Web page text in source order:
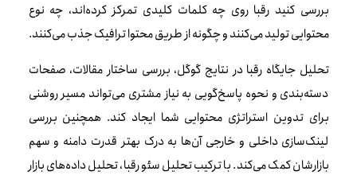
بررسی کنید رقبا روی چه کلمات کلیدی تمرکز کرده‌اند، چه نوع
محتوایی تولید می‌کنند و چگونه از طریق محتوا ترافیک جذب می‌کنند.
تحلیل جایگاه رقبا در نتایج گوگل، بررسی ساختار مقالات، صفحات
دسته‌بندی و نحوه پاسخ‌گویی به نیاز مشتری می‌تواند مسیر روشنی
برای تدوین استراتژی محتوایی شما ایجاد کند. همچنین بررسی
لینک‌سازی داخلی و خارجی آن‌ها به درک بهتر قدرت دامنه و سهم
بازارشان کمک می‌کند. با ترکیب تحلیل سئو رقبا، تحلیل داده‌های بازار